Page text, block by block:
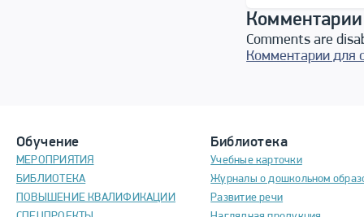
Comments are
Комментарии для
Обучение
МЕРОПРИЯТИЯ
БИБЛИОТЕКА
ПОВЫШЕНИЕ КВАЛИФИКАЦИИ
Библиотека
Учебные карточки
Журналы о дошкольном
Развитие речи